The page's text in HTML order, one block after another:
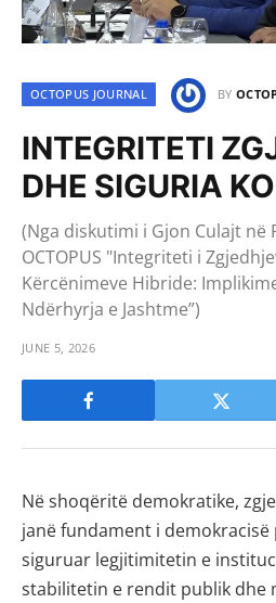
OCTOPUS JOURNAL BY
INTEGRITETI
DHE SIGURIA
(Nga diskutimi i Gjon Culajt
OCTOPUS "Integriteti i
Kërcënimeve Hibride:
Ndërhyrja e Jashtme”)
JUNE 5, 2026
Në shoqëritë demokratike,
janë fundament i demokracisë
siguruar legjitimitetin e
stabilitetin e rendit publik dhe